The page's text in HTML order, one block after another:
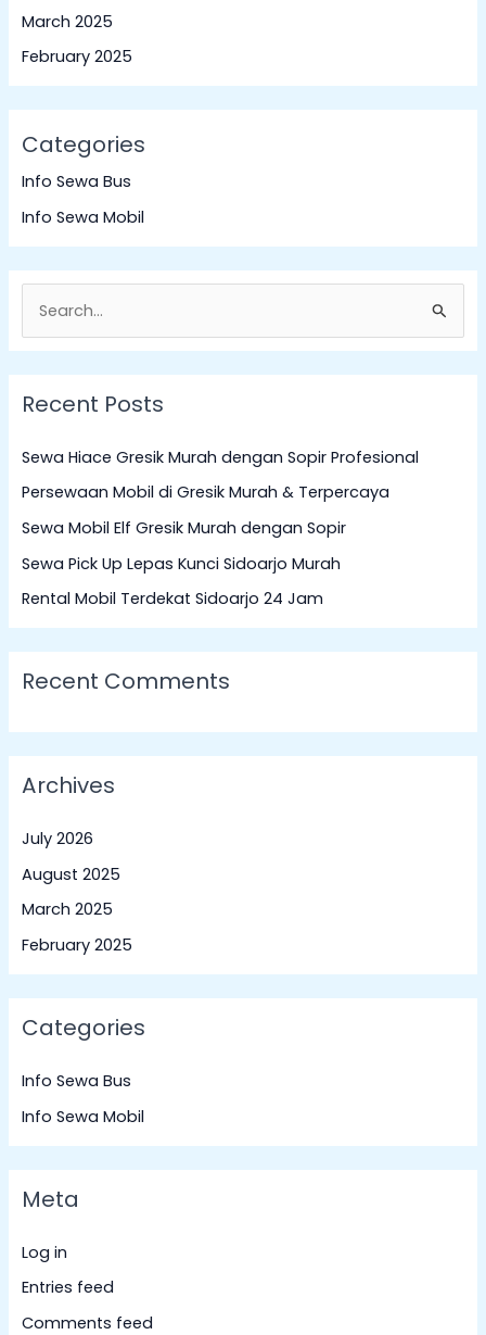
March 2025
February 2025
Categories
Info Sewa Bus
Info Sewa Mobil
e
a
r
f
o
r
:
Recent Posts
Sewa Hiace Gresik Murah dengan Sopir Profesional
Persewaan Mobil di Gresik Murah & Terpercaya
Sewa Mobil Elf Gresik Murah dengan Sopir
Sewa Pick Up Lepas Kunci Sidoarjo Murah
Rental Mobil Terdekat Sidoarjo 24 Jam
Recent Comments
Archives
July 2026
August 2025
March 2025
February 2025
Categories
Info Sewa Bus
Info Sewa Mobil
Meta
Log in
Entries feed
Comments feed